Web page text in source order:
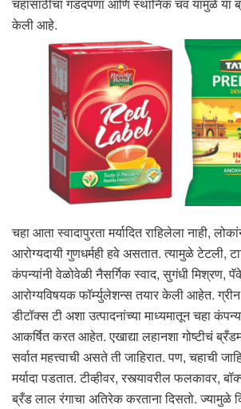
केली आहे.
चहा आता स्वादापुरता मर्यादित राहिलेला नाही,
आरोग्यदायी गुणधर्मही हवे असतात. त्यामुळे टेटली,
कंपन्यांनी वेळोवेळी नैसर्गिक स्वाद, सुगंधी मिश्रण,
आरोग्यविषयक फॉर्म्युलेशन्स तयार केली आहेत.
डीटॉक्स टी अशा उत्पादनांच्या माध्यमातून चहा
आकर्षित करत आहेत. एखाद्या लहानशा गोष्टीचं
सर्वात महत्त्वाची असते ती जाहिरात. पण, चहाची
मर्यादा पडतात. टीव्हीवर, रस्त्यावरील फलकावर,
ब्रँड लाल रंगाचा अतिरेक करताना दिसतो. ज्यामुळे